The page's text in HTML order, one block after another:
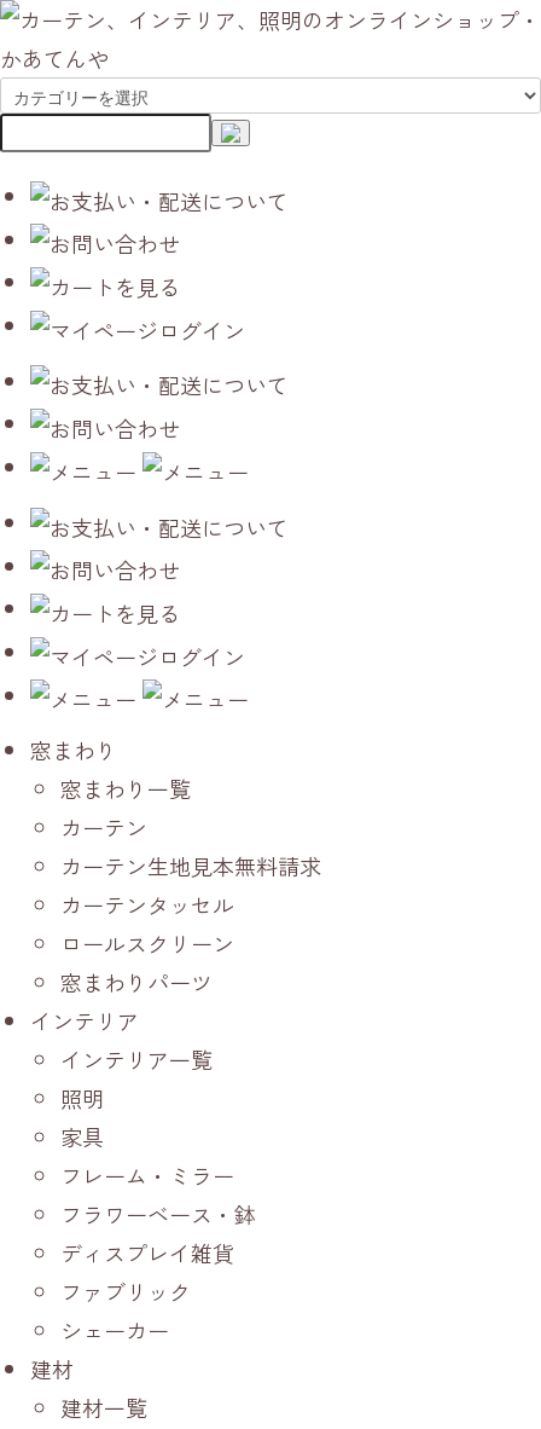
窓まわり
窓まわり一覧
カーテン
カーテン生地見本無料請求
カーテンタッセル
ロールスクリーン
窓まわりパーツ
インテリア
インテリア一覧
照明
家具
フレーム・ミラー
フラワーベース・鉢
ディスプレイ雑貨
ファブリック
シェーカー
建材
建材一覧